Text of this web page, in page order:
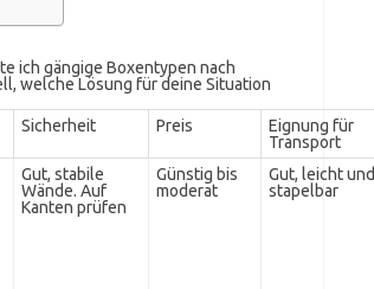
ich gängige Boxentypen nach
welche Lösung für deine Situation
Sicherheit Preis
Eignung für
Transport
Gut, stabile
Wände. Auf
Kanten prüfen
Günstig bis
moderat
Gut, leicht und
stapelbar